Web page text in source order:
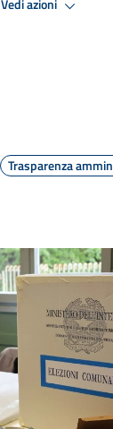
Vedi azioni
Trasparenza